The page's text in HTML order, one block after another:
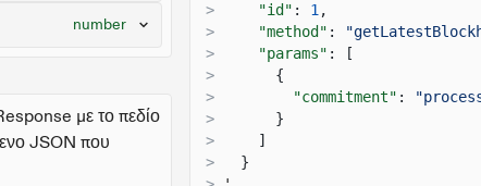
number
με το πεδίο
JSON που
>
"id" : 1,
>
"method" :
>
"params" : [
>
{
>
"commitment" :
>
}
>
]
>
}